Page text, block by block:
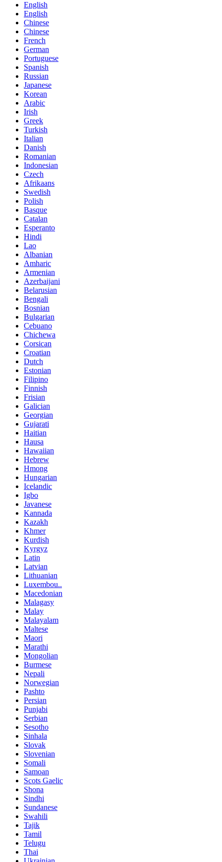
English
English
Chinese
Chinese
French
German
Portuguese
Spanish
Russian
Japanese
Korean
Arabic
Irish
Greek
Turkish
Italian
Danish
Romanian
Indonesian
Czech
Afrikaans
Swedish
Polish
Basque
Catalan
Esperanto
Hindi
Lao
Albanian
Amharic
Armenian
Azerbaijani
Belarusian
Bengali
Bosnian
Bulgarian
Cebuano
Chichewa
Corsican
Croatian
Dutch
Estonian
Filipino
Finnish
Frisian
Galician
Georgian
Gujarati
Haitian
Hausa
Hawaiian
Hebrew
Hmong
Hungarian
Icelandic
Igbo
Javanese
Kannada
Kazakh
Khmer
Kurdish
Kyrgyz
Latin
Latvian
Lithuanian
Luxembou..
Macedonian
Malagasy
Malay
Malayalam
Maltese
Maori
Marathi
Mongolian
Burmese
Nepali
Norwegian
Pashto
Persian
Punjabi
Serbian
Sesotho
Sinhala
Slovak
Slovenian
Somali
Samoan
Scots Gaelic
Shona
Sindhi
Sundanese
Swahili
Tajik
Tamil
Telugu
Thai